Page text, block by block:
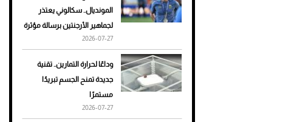
أحذية Mary Jane: ترف وأناقة
المونديال.. سكالوني يعتذر
لجماهير الأرجنتين برسالة مؤثرة
2026-07-27
وداعًا لحرارة التمارين.. تقنية
جديدة تمنح الجسم تبريدًا
مستمرًا
2026-07-27